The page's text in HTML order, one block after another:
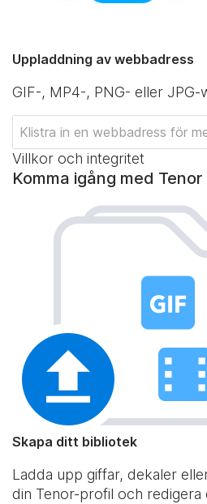
Uppladdning av webbadress
GIF-, MP4-, PNG- eller
Villkor och integritet
Komma igång med Tenor
Skapa ditt bibliotek
Ladda upp giffar, dekaler
din Tenor-profil och redigera